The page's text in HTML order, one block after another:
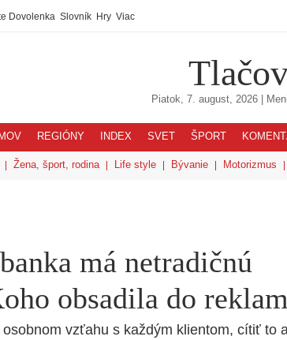
Dovolenka Slovník Hry Viac
Piatok, 7. august, 2026 |
REGIÓNY INDEX SVET ŠPORT
Žena, šport, rodina Life style Bývanie Motorizmus
má netradičnú
obsadila do
vzťahu s každým klientom, cítiť to